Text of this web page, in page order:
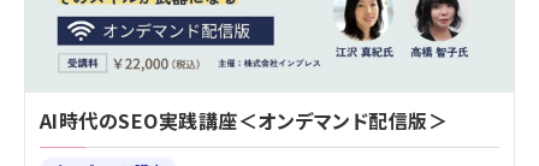
AI時代のSEO実践講座＜オンデマンド配信版＞